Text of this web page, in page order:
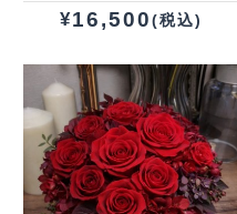
¥16,500(税込)